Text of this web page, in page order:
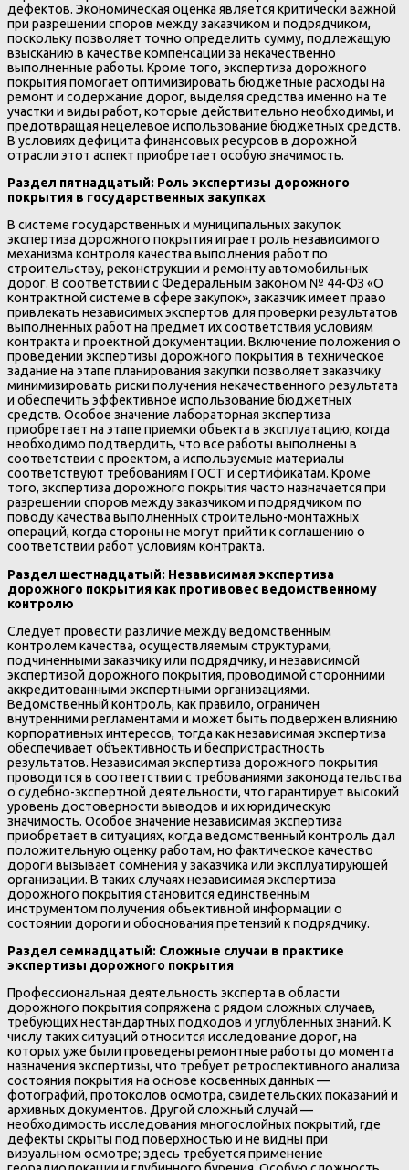
дефектов. Экономическая оценка является критически важной
при разрешении споров между заказчиком и подрядчиком,
поскольку позволяет точно определить сумму, подлежащую
взысканию в качестве компенсации за некачественно
выполненные работы. Кроме того, экспертиза дорожного
покрытия помогает оптимизировать бюджетные расходы на
ремонт и содержание дорог, выделяя средства именно на те
участки и виды работ, которые действительно необходимы, и
предотвращая нецелевое использование бюджетных средств.
В условиях дефицита финансовых ресурсов в дорожной
отрасли этот аспект приобретает особую значимость.
Раздел пятнадцатый: Роль экспертизы дорожного
покрытия в государственных закупках
В системе государственных и муниципальных закупок
экспертиза дорожного покрытия играет роль независимого
механизма контроля качества выполнения работ по
строительству, реконструкции и ремонту автомобильных
дорог. В соответствии с Федеральным законом № 44-ФЗ «О
контрактной системе в сфере закупок», заказчик имеет право
привлекать независимых экспертов для проверки результатов
выполненных работ на предмет их соответствия условиям
контракта и проектной документации. Включение положения о
проведении экспертизы дорожного покрытия в техническое
задание на этапе планирования закупки позволяет заказчику
минимизировать риски получения некачественного результата
и обеспечить эффективное использование бюджетных
средств. Особое значение лабораторная экспертиза
приобретает на этапе приемки объекта в эксплуатацию, когда
необходимо подтвердить, что все работы выполнены в
соответствии с проектом, а используемые материалы
соответствуют требованиям ГОСТ и сертификатам. Кроме
того, экспертиза дорожного покрытия часто назначается при
разрешении споров между заказчиком и подрядчиком по
поводу качества выполненных строительно-монтажных
операций, когда стороны не могут прийти к соглашению о
соответствии работ условиям контракта.
Раздел шестнадцатый: Независимая экспертиза
дорожного покрытия как противовес ведомственному
контролю
Следует провести различие между ведомственным
контролем качества, осуществляемым структурами,
подчиненными заказчику или подрядчику, и независимой
экспертизой дорожного покрытия, проводимой сторонними
аккредитованными экспертными организациями.
Ведомственный контроль, как правило, ограничен
внутренними регламентами и может быть подвержен влиянию
корпоративных интересов, тогда как независимая экспертиза
обеспечивает объективность и беспристрастность
результатов. Независимая экспертиза дорожного покрытия
проводится в соответствии с требованиями законодательства
о судебно-экспертной деятельности, что гарантирует высокий
уровень достоверности выводов и их юридическую
значимость. Особое значение независимая экспертиза
приобретает в ситуациях, когда ведомственный контроль дал
положительную оценку работам, но фактическое качество
дороги вызывает сомнения у заказчика или эксплуатирующей
организации. В таких случаях независимая экспертиза
дорожного покрытия становится единственным
инструментом получения объективной информации о
состоянии дороги и обоснования претензий к подрядчику.
Раздел семнадцатый: Сложные случаи в практике
экспертизы дорожного покрытия
Профессиональная деятельность эксперта в области
дорожного покрытия сопряжена с рядом сложных случаев,
требующих нестандартных подходов и углубленных знаний. К
числу таких ситуаций относится исследование дорог, на
которых уже были проведены ремонтные работы до момента
назначения экспертизы, что требует ретроспективного анализа
состояния покрытия на основе косвенных данных —
фотографий, протоколов осмотра, свидетельских показаний и
архивных документов. Другой сложный случай —
необходимость исследования многослойных покрытий, где
дефекты скрыты под поверхностью и не видны при
визуальном осмотре; здесь требуется применение